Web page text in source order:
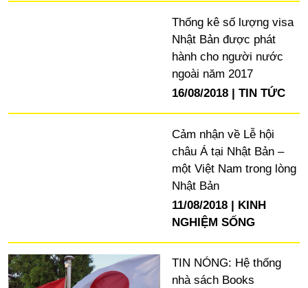
Thống kê số lượng visa
Nhật Bản được phát
hành cho người nước
ngoài năm 2017
16/08/2018
TIN TỨC
Cảm nhận về Lễ hội
châu Á tại Nhật Bản –
một Việt Nam trong lòng
Nhật Bản
11/08/2018
KINH
NGHIỆM SỐNG
TIN NÓNG: Hệ thống
nhà sách Books